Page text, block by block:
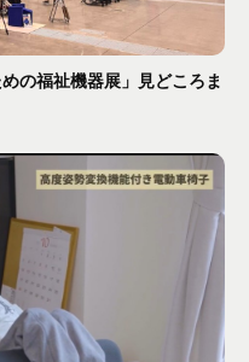
の福祉機器展」見どころま